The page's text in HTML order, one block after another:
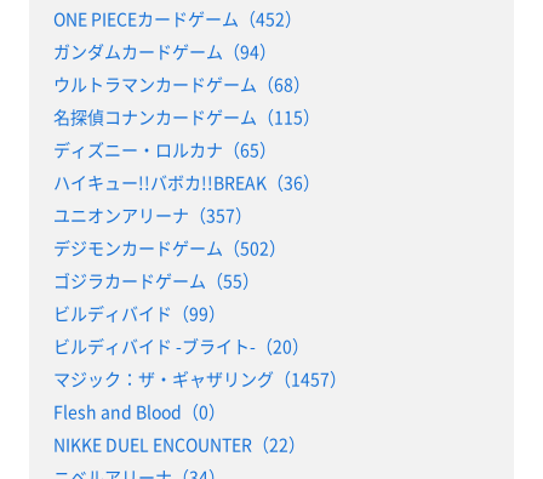
ONE PIECEカードゲーム（452）
ガンダムカードゲーム（94）
ウルトラマンカードゲーム（68）
名探偵コナンカードゲーム（115）
ディズニー・ロルカナ（65）
ハイキュー!!バボカ!!BREAK（36）
ユニオンアリーナ（357）
デジモンカードゲーム（502）
ゴジラカードゲーム（55）
ビルディバイド（99）
ビルディバイド -ブライト-（20）
マジック：ザ・ギャザリング（1457）
Flesh and Blood（0）
NIKKE DUEL ENCOUNTER（22）